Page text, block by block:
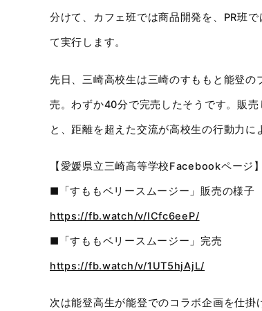
分けて、カフェ班では商品開発を、PR班
て実行します。
先日、三崎高校生は三崎のすももと能登
売。わずか40分で完売したそうです。販
と、距離を超えた交流が高校生の行動力に
【愛媛県立三崎高等学校Facebookページ】
■「すももベリースムージー」販売の様子
https://fb.watch/v/ICfc6eeP/
■「すももベリースムージー」完売
https://fb.watch/v/1UT5hjAjL/
次は能登高生が能登でのコラボ企画を仕掛